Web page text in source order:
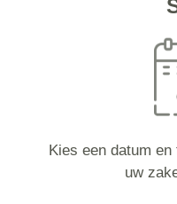
Kies een datum
uw